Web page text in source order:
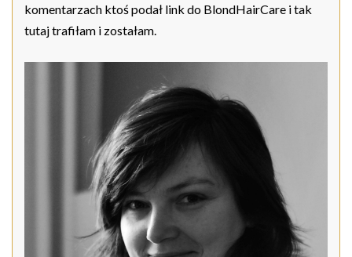
komentarzach ktoś podał link do BlondHairCare i tak
tutaj trafiłam i zostałam.